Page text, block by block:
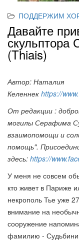
ПОДДЕРЖИМ
Давайте
скульптора
(Thiais)
Автор: Наталия
Келеннек https://
От редакции :
могилы Серафима
взаимопомощи и
помощь".
здесь: https://
У меня не совсем
кто живет в Париже
некрополь Тье уже
внимание на
сооружение
фамилию -